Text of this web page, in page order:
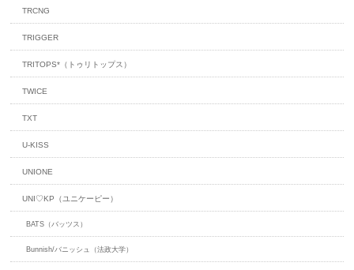
TRCNG
TRIGGER
TRITOPS*（トゥリトップス）
TWICE
TXT
U-KISS
UNIONE
UNI♡KP（ユニケーピー）
BATS（バッツス）
Bunnish/バニッシュ（法政大学）